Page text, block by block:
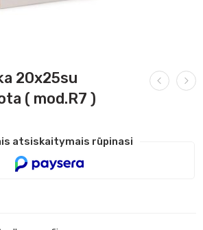
20x25su
( mod.R7 )
atsiskaitymais rūpinasi